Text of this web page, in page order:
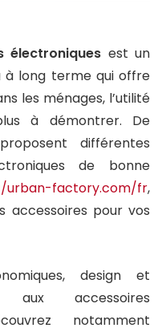
électroniques est un
à long terme qui offre
les ménages, l’utilité
à démontrer. De
différentes
de bonne
urban-factory.com/fr,
accessoires pour vos
design et
aux accessoires
notamment